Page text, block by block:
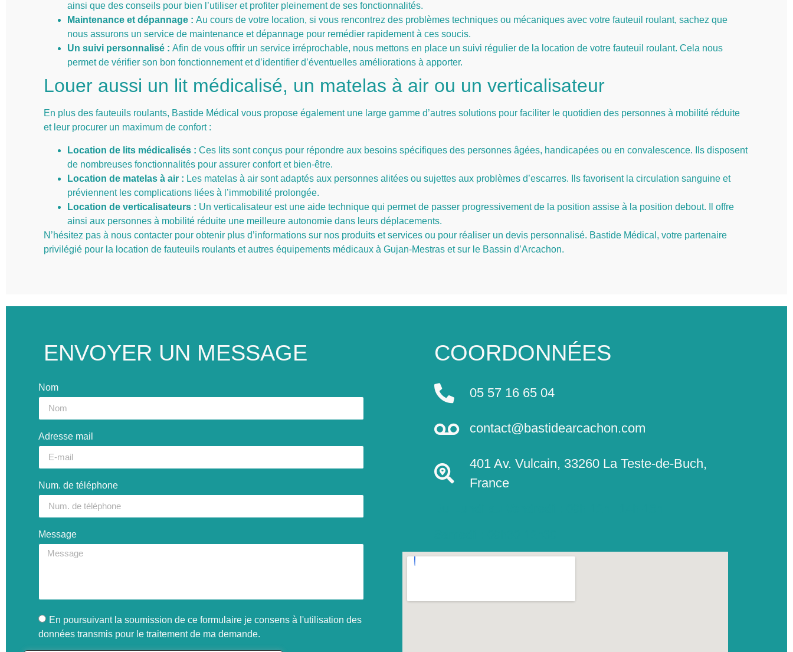
ainsi que des conseils pour bien l’utiliser et profiter pleinement de ses fonctionnalités.
Maintenance et dépannage : Au cours de votre location, si vous rencontrez des problèmes techniques ou mécaniques avec votre fauteuil roulant, sachez que
nous assurons un service de maintenance et dépannage pour remédier rapidement à ces soucis.
Un suivi personnalisé : Afin de vous offrir un service irréprochable, nous mettons en place un suivi régulier de la location de votre fauteuil roulant. Cela nous
permet de vérifier son bon fonctionnement et d’identifier d’éventuelles améliorations à apporter.
Louer aussi un lit médicalisé, un matelas à air ou un verticalisateur
En plus des fauteuils roulants, Bastide Médical vous propose également une large gamme d’autres solutions pour faciliter le quotidien des personnes à mobilité réduite
et leur procurer un maximum de confort :
Location de lits médicalisés : Ces lits sont conçus pour répondre aux besoins spécifiques des personnes âgées, handicapées ou en convalescence. Ils disposent
de nombreuses fonctionnalités pour assurer confort et bien-être.
Location de matelas à air : Les matelas à air sont adaptés aux personnes alitées ou sujettes aux problèmes d’escarres. Ils favorisent la circulation sanguine et
préviennent les complications liées à l’immobilité prolongée.
Location de verticalisateurs : Un verticalisateur est une aide technique qui permet de passer progressivement de la position assise à la position debout. Il offre
ainsi aux personnes à mobilité réduite une meilleure autonomie dans leurs déplacements.
N’hésitez pas à nous contacter pour obtenir plus d’informations sur nos produits et services ou pour réaliser un devis personnalisé. Bastide Médical, votre partenaire
privilégié pour la location de fauteuils roulants et autres équipements médicaux à Gujan-Mestras et sur le Bassin d’Arcachon.
ENVOYER UN MESSAGE
Nom
Adresse mail
Num. de téléphone
Message
En poursuivant la soumission de ce formulaire je consens à l'utilisation des
données transmis pour le traitement de ma demande.
COORDONNÉES
05 57 16 65 04
contact@bastidearcachon.com
401 Av. Vulcain, 33260 La Teste-de-Buch,
France